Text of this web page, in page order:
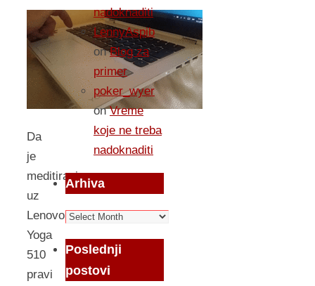
Da
je
meditiranje
uz
Lenovo
Yoga
510
pravi
nadoknaditi
LennyAspib
onBlog za
primer
poker_wyer
onVreme
koje ne treba
nadoknaditi
Arhiva
Arhiva
Poslednji
postovi